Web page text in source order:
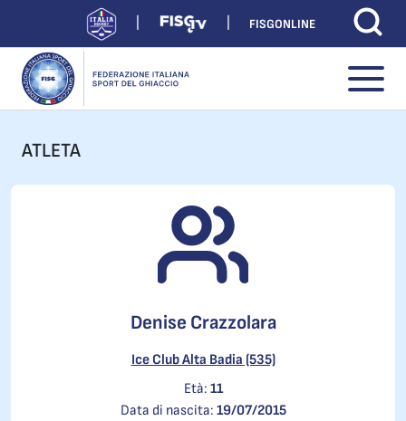
FISGONLINE
ATLETA
Denise Crazzolara
Ice Club Alta Badia (535)
Età: 11
Data di nascita: 19/07/2015